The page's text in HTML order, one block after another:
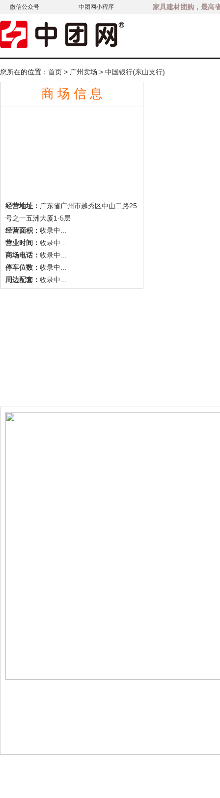
微信公众号 中团网小程序 家具建材团购，最高
您所在的位置： 首页 > 广州卖场 > 中国银行(东山支行)
商 场 信 息
经营地址： 广东省广州市越秀区中山二路25
号之一五洲大厦1-5层
经营面积： 收录中...
营业时间： 收录中...
商场电话： 收录中...
停车位数： 收录中...
周边配套： 收录中...